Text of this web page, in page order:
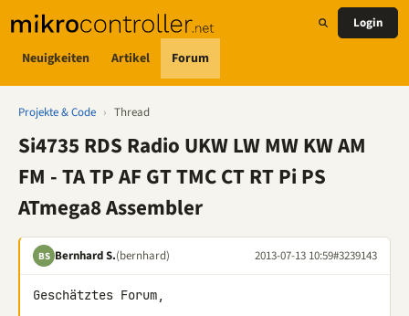
Neuigkeiten Artikel Forum
Login
Projekte & Code › Thread
Si4735 RDS Radio UKW LW MW KW AM
FM - TA TP AF GT TMC CT RT Pi PS
ATmega8 Assembler
BS Bernhard S.(bernhard) 2013-07-13 10:59#3239143
Geschätztes Forum,